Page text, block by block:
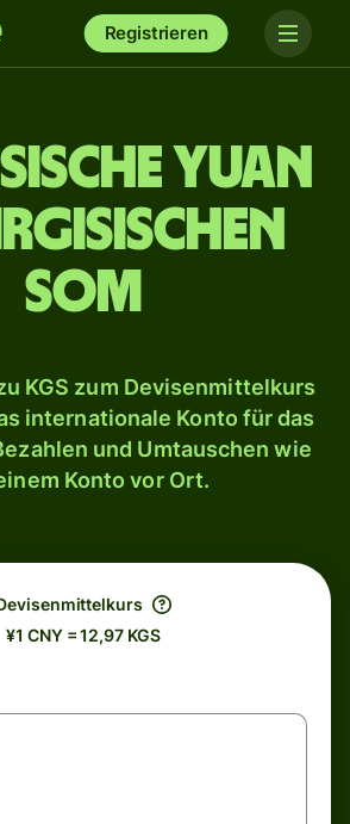
Registrieren
Yuan
Som
KGS zum Devisenmittelkurs
internationale Konto für das
und Umtauschen wie
Konto vor Ort.
¥1 CNY = 12,97 KGS